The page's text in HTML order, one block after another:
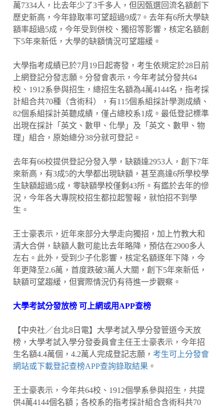
萬7334人，比去年少了3千多人，但因甄選回流名額創下
歷史新高，今年錄取率可望超過9成7。去年有6所大學缺
額率超過5成，今年受到併校、獨招等影響，核定名額創
下5年來新低，大學的缺額情況可望趨緩。
大學指考成績已於7月19日起寄發，考生依規定於28日前
上網登記分發志願。分發會表示，今年考試分發共64
校、1912系參與招生，總招生名額為4萬4144名，指考採
計組合共70種（含術科），有115個系組採計學測成績、
82個系組採計英聽成績，僅占總校系1成。最低登記標準
出現在採計「英文、數甲、化學」及「英文、數甲、物
理」組合，原始總分38分就可登記。
去年有66校提供登記分發入學，缺額達2953人，創下7年
來新高，有3成5的大學都出現缺額，甚至高達6所學校學
生缺額超過5成，零缺額學校僅剩43所。有鑑於去年的慘
況，今年各大專院校招生都拉起警報，就怕招不到學
生。
王士豪表示，近年來部分大學走向獨招，加上竹教大和
清大合併，缺額人數可能比去年略降，預估在2900多人
左右。此外，受到少子化影響，核定名額逐年下降，今
年更降至2.6萬，首度跌破3萬人大關，創下5年來新低，
缺額可望趨緩，但實際情況仍有待進一步觀察。
大學考試分發放榜 可上網或用APP查榜
【中央社／台北8日電】大學考試入學分發管道今天放
榜，大學考試入學分發委員會主任王士豪表示，今年招
生名額4.4萬個，4.2萬人完成登記志願， 考生可上分發會
網站或下載登記查榜APP查詢錄取結果 。
王士豪表示，今年共64校、1912個學系參與招生，共提
供4萬4144個名額；各校系的指考採計組合含術科共70